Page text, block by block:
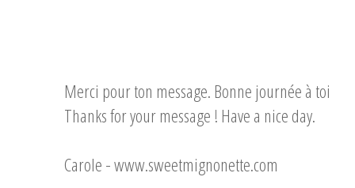
Merci pour ton message. Bonne journée à toi
Thanks for your message ! Have a nice day.
Carole -www.sweetmignonette.com